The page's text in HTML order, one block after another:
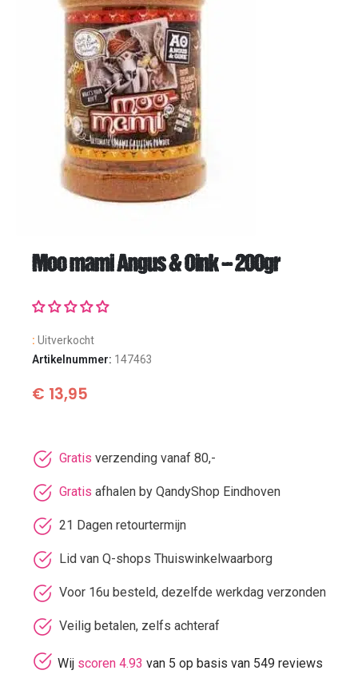
Moo mami Angus & Oink – 200gr
: Uitverkocht
Artikelnummer: 147463
€ 13,95
Gratis verzending vanaf 80,-
Gratis afhalen by QandyShop Eindhoven
21 Dagen retourtermijn
Lid van Q-shops Thuiswinkelwaarborg
Voor 16u besteld, dezelfde werkdag verzonden
Veilig betalen, zelfs achteraf
Wijscoren 4.93 van 5 op basis van 549 reviews